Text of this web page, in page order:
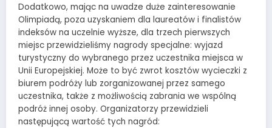
Dodatkowo, mając na uwadze duże zainteresowanie
Olimpiadą, poza uzyskaniem dla laureatów i finalistów
indeksów na uczelnie wyższe, dla trzech pierwszych
miejsc przewidzieliśmy nagrody specjalne: wyjazd
turystyczny do wybranego przez uczestnika miejsca w
Unii Europejskiej. Może to być zwrot kosztów wycieczki z
biurem podróży lub zorganizowanej przez samego
uczestnika, także z możliwością zabrania we wspólną
podróż innej osoby. Organizatorzy przewidzieli
następującą wartość tych nagród: